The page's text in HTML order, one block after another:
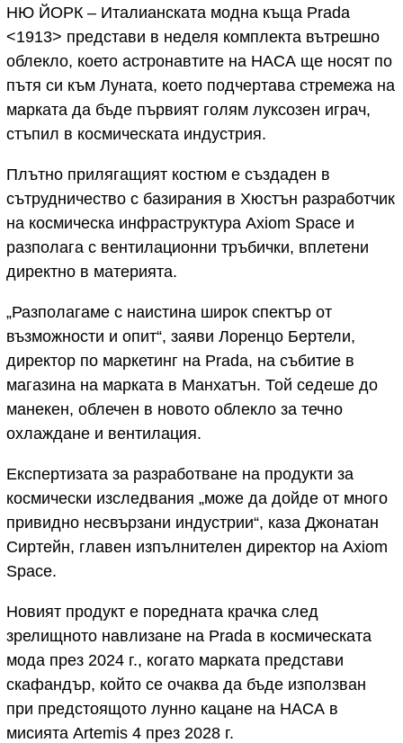
НЮ ЙОРК – Италианската модна къща Prada
<1913> представи в неделя комплекта вътрешно
облекло, което астронавтите на НАСА ще носят по
пътя си към Луната, което подчертава стремежа на
марката да бъде първият голям луксозен играч,
стъпил в космическата индустрия.
Плътно прилягащият костюм е създаден в
сътрудничество с базирания в Хюстън разработчик
на космическа инфраструктура Axiom Space и
разполага с вентилационни тръбички, вплетени
директно в материята.
„Разполагаме с наистина широк спектър от
възможности и опит“, заяви Лоренцо Бертели,
директор по маркетинг на Prada, на събитие в
магазина на марката в Манхатън. Той седеше до
манекен, облечен в новото облекло за течно
охлаждане и вентилация.
Експертизата за разработване на продукти за
космически изследвания „може да дойде от много
привидно несвързани индустрии“, каза Джонатан
Сиртейн, главен изпълнителен директор на Axiom
Space.
Новият продукт е поредната крачка след
зрелищното навлизане на Prada в космическата
мода през 2024 г., когато марката представи
скафандър, който се очаква да бъде използван
при предстоящото лунно кацане на НАСА в
мисията Artemis 4 през 2028 г.